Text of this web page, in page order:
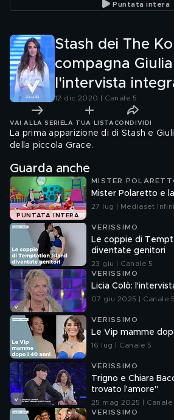
integrale
Puntata intera
Stash dei The
compagna
l'intervista
12 dic 2020 | Canale 5
VAI ALLA SERIE LA TUA LISTA CONDIVIDI
La prima apparizione di di Stash e
della piccola Grace.
Guarda anche
PUNTATA INTERA
MISTER
Mister Polaretto e
27 lug | Mediaset
VERISSIMO
Le coppie di
diventate genitori
23 giu | Canale 5
VERISSIMO
Licia Colò:
07 giu 2025 | Canale 5
VERISSIMO
Le Vip mamme
16 lug | Canale 5
VERISSIMO
Trigno e Chiara
trovato l'amore"
25 mag 2025 | Canale
VERISSIMO